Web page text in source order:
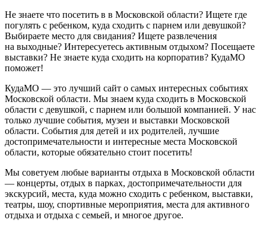
Не знаете что посетить в в Московской области? Ищете где
погулять с ребенком, куда сходить с парнем или девушкой?
Выбираете место для свидания? Ищете развлечения
на выходные? Интересуетесь активным отдыхом? Посещаете
выставки? Не знаете куда сходить на корпоратив? КудаМО
поможет!
КудаМО — это лучший сайт о самых интересных событиях
Московской области. Мы знаем куда сходить в Московской
области с девушкой, с парнем или большой компанией. У нас
только лучшие события, музеи и выставки Московской
области. События для детей и их родителей, лучшие
достопримечательности и интересные места Московской
области, которые обязательно стоит посетить!
Мы советуем любые варианты отдыха в Московской области
— концерты, отдых в парках, достопримечательности для
экскурсий, места, куда можно сходить с ребенком, выставки,
театры, шоу, спортивные мероприятия, места для активного
отдыха и отдыха с семьей, и многое другое.